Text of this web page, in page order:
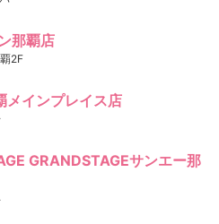
那覇店
2F
インプレイス店
GRANDSTAGEサンエー那